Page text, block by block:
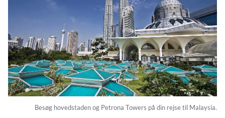
Besøg hovedstaden og Petrona Towers på din rejse til Malaysia.